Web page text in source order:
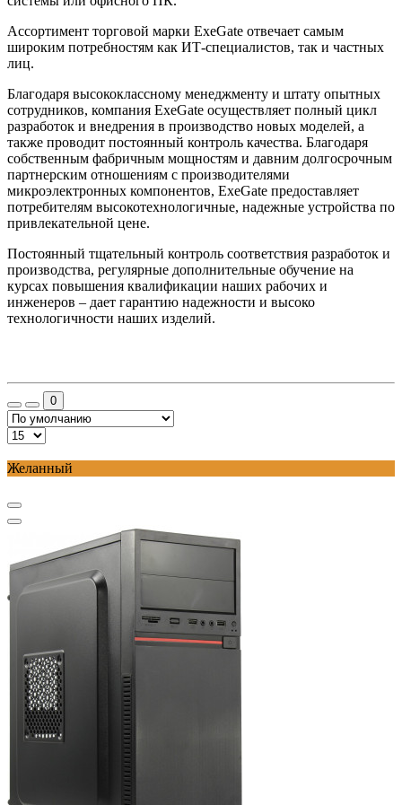
Ассортимент торговой марки ExeGate отвечает самым
широким потребностям как ИТ-специалистов, так и частных
лиц.
Благодаря высококлассному менеджменту и штату опытных
сотрудников, компания ExeGate осуществляет полный цикл
разработок и внедрения в производство новых моделей, а
также проводит постоянный контроль качества. Благодаря
собственным фабричным мощностям и давним долгосрочным
партнерским отношениям с производителями
микроэлектронных компонентов, ExeGate предоставляет
потребителям высокотехнологичные, надежные устройства по
привлекательной цене.
Постоянный тщательный контроль соответствия разработок и
производства, регулярные дополнительные обучение на
курсах повышения квалификации наших рабочих и
инженеров – дает гарантию надежности и высоко
технологичности наших изделий.
0
Желанный